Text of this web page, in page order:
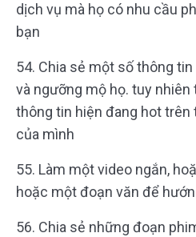
dịch vụ mà họ có nhu cầu
bạn
54. Chia sẻ một số thông
và ngưỡng mộ họ. tuy
thông tin hiện đang hot
của mình
55. Làm một video ngắn,
hoặc một đoạn văn để
56. Chia sẻ những đoạn